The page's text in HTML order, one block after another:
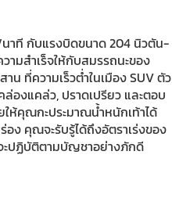
าที กับแรงบิดขนาด 204 นิวตัน-
มสำเร็จให้กับสมรรถนะของ
น ที่ความเร็วต่ำในเมือง SUV ตัว
องแคล่ว, ปราดเปรียว และตอบ
ให้คุณกะประมาณน้ำหนักเท้าได้
ง คุณจะรับรู้ได้ถึงอัตราเร่งของ
ะปฏิบัติตามบัญชาอย่างภักดี